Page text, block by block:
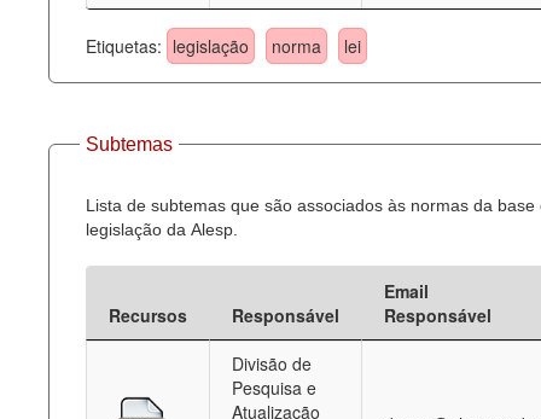
Etiquetas: legislação norma lei
Subtemas
Lista de subtemas que são associados às normas da base
legislação da Alesp.
Recursos Responsável
Email
Responsável
Divisão de
Pesquisa e
Atualização